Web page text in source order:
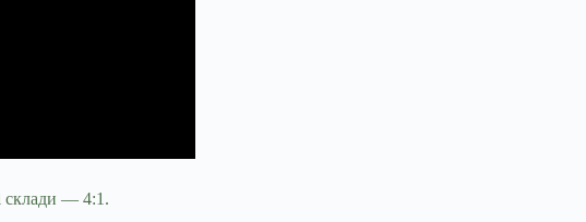
склади — 4:1.